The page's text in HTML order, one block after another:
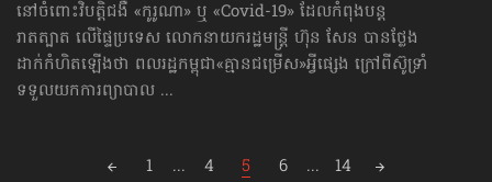
នៅចំពោះវិបត្តិជងឺ «កូរូណា» ឬ «Covid-19» ដែលកំពុងបន្ត
រាតត្បាត លើផ្ទៃប្រទេស លោកនាយករដ្ឋមន្ត្រី ហ៊ុន សែន បានថ្លែង
ដាក់កំហិតឡើងថា ពលរដ្ឋកម្ពុជា«គ្មានជម្រើស»អ្វីផ្សេង ក្រៅពីស៊ូទ្រាំ
ទទួលយកការព្យាបាល ...
1 ... 4 5 6 ... 14